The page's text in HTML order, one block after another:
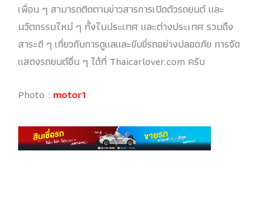
เพื่อน ๆ สามารถติดตามข่าวสารการเปิดตัวรถยนต์ และ
นวัตกรรมใหม่ ๆ ทั้งในประเทศ และต่างประเทศ รวมถึง
สาระดี ๆ เกี่ยวกับการดูแลและขับขี่รถอย่างปลอดภัย การจัด
แสดงรถยนต์อื่น ๆ ได้ที่ Thaicarlover.com ครับ
Photo : motor1